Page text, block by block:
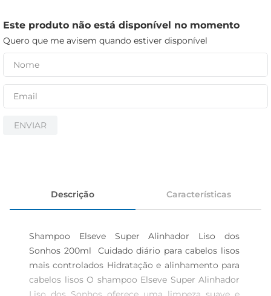
Este produto não está disponível no momento
Quero que me avisem quando estiver disponível
ENVIAR
Descrição Características
Shampoo Elseve Super Alinhador Liso dos
Sonhos 200ml  Cuidado diário para cabelos lisos
mais controlados Hidratação e alinhamento para
cabelos lisos O shampoo Elseve Super Alinhador
iogurte
papel higiênico